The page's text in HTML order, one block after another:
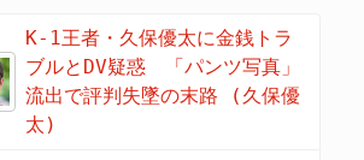
K-1王者・久保優太に金銭トラ
ブルとDV疑惑 「パンツ写真」
流出で評判失墜の末路 (久保優
太)